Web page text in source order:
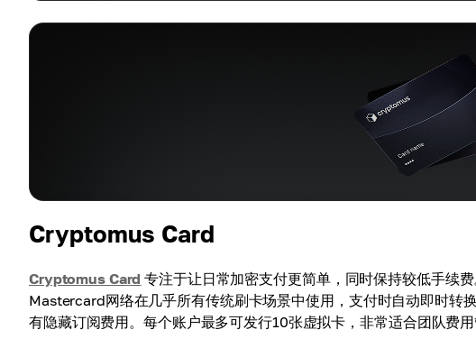
Cryptomus Card
Cryptomus Card 专注于让日常加密支付更简单，同时保持较低手续
Mastercard网络在几乎所有传统刷卡场景中使用，支付时自动即时转
有隐藏订阅费用。每个账户最多可发行10张虚拟卡，非常适合团队费用